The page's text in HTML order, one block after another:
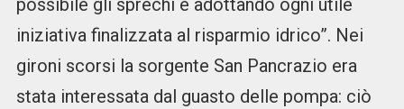
possibile gli sprechi e adottando ogni utile
iniziativa finalizzata al risparmio idrico”. Nei
gironi scorsi la sorgente San Pancrazio era
stata interessata dal guasto delle pompa: ciò